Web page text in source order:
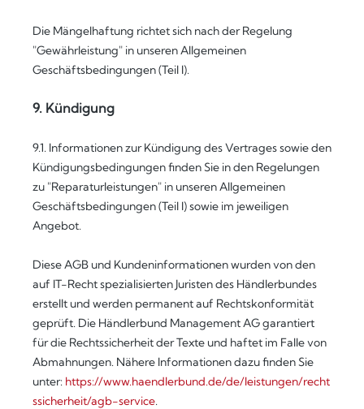
Die Mängelhaftung richtet sich nach der Regelung
"Gewährleistung" in unseren Allgemeinen
Geschäftsbedingungen (Teil I).
9. Kündigung
9.1. Informationen zur Kündigung des Vertrages sowie den
Kündigungsbedingungen finden Sie in den Regelungen
zu "Reparaturleistungen" in unseren Allgemeinen
Geschäftsbedingungen (Teil I) sowie im jeweiligen
Angebot.
Diese AGB und Kundeninformationen wurden von den
auf IT-Recht spezialisierten Juristen des Händlerbundes
erstellt und werden permanent auf Rechtskonformität
geprüft. Die Händlerbund Management AG garantiert
für die Rechtssicherheit der Texte und haftet im Falle von
Abmahnungen. Nähere Informationen dazu finden Sie
unter: https://www.haendlerbund.de/de/leistungen/recht
ssicherheit/agb-service.